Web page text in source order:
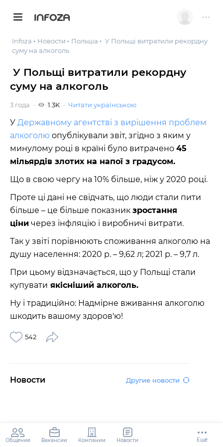
INFOZA
Infoza Новости Польша
У Польщі витратили рекордну
суму на алкоголь
У Польщі витратили рекордну
суму на алкоголь
3 года 1.3K Читати українською
У Державному агентстві з вирішення проблем
алкоголю опублікували звіт, згідно з яким у
минулому році в країні було витрачено 45
мільярдів злотих на напої з градусом.
Що в свою чергу на 10% більше, ніж у 2020 році.
Проте ці дані не свідчать, що люди стали пити
більше – це більше показник зростання
ціни через інфляцію і виробничі витрати.
Так у звіті порівнюють споживання алкоголю на
душу населення: 2020 р. – 9,62 л; 2021 р. – 9,7 л.
При цьому відзначається, що у Польщі стали
купувати якісніший алкоголь.
Ну і традиційно: Надмірне вживання алкоголю
шкодить вашому здоров'ю!
542
Новости Другие новости
Общение Вакансии Компании Новости Ещё